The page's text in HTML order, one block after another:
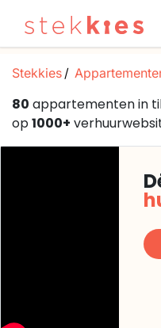
Stekkies
80 appartementen in
op1000+